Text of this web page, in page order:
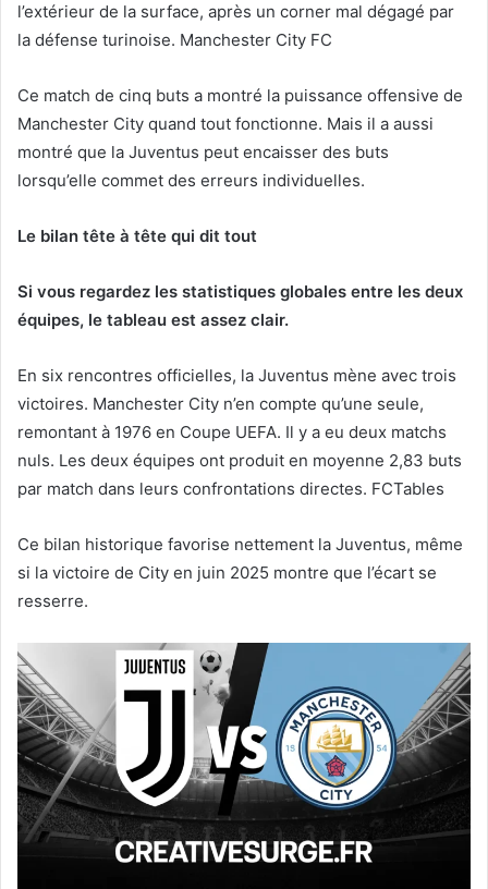
l’extérieur de la surface, après un corner mal dégagé par
la défense turinoise. Manchester City FC
Ce match de cinq buts a montré la puissance offensive de
Manchester City quand tout fonctionne. Mais il a aussi
montré que la Juventus peut encaisser des buts
lorsqu’elle commet des erreurs individuelles.
Le bilan tête à tête qui dit tout
Si vous regardez les statistiques globales entre les deux
équipes, le tableau est assez clair.
En six rencontres officielles, la Juventus mène avec trois
victoires. Manchester City n’en compte qu’une seule,
remontant à 1976 en Coupe UEFA. Il y a eu deux matchs
nuls. Les deux équipes ont produit en moyenne 2,83 buts
par match dans leurs confrontations directes. FCTables
Ce bilan historique favorise nettement la Juventus, même
si la victoire de City en juin 2025 montre que l’écart se
resserre.